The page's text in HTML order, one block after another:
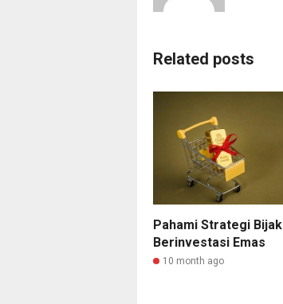
Related posts
Pahami Strategi Bijak
Berinvestasi Emas
10 month ago